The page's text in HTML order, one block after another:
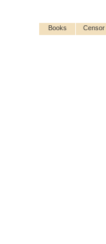
Books Censor